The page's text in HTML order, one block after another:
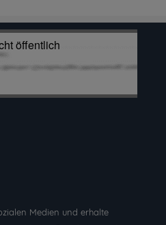
Medien und erhalte